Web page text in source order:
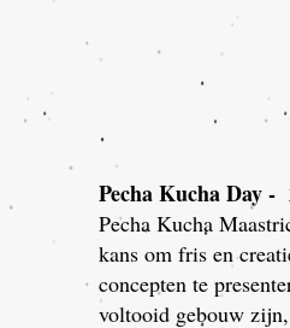
Pecha Kucha Day -
Pecha Kucha
kans om fris en
concepten te
voltooid gebouw